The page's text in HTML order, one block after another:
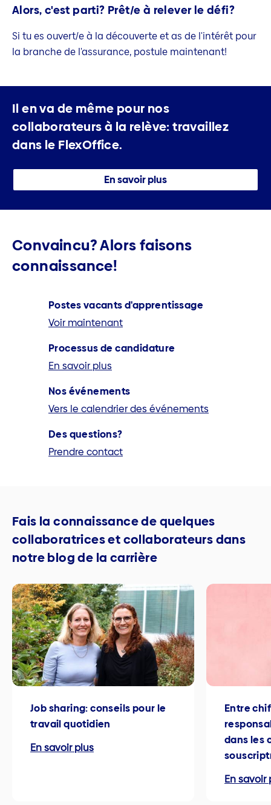
Alors, c'est parti? Prêt/e à relever le défi?
Si tu es ouvert/e à la découverte et as de l'intérêt pour
la branche de l'assurance, postule maintenant!
Il en va de même pour nos
collaborateurs à la relève:travaillez
dans le FlexOffice.
En savoir plus
Convaincu? Alors faisons
connaissance!
Postes vacants d'apprentissage
Voir maintenant
Processus de candidature
En savoir plus
Nos événements
Vers le calendrier des événements
Des questions?
Prendre contact
Fais la connaissance de quelques
collaboratrices et collaborateurs dans
notre blog de la carrière
Job sharing: conseils pour le
travail quotidien
En savoir plus
Entre
dans les
En savoir